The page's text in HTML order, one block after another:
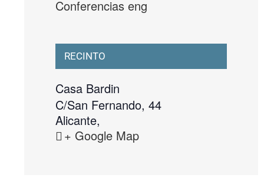
Conferencias eng
RECINTO
Casa Bardin
C/San Fernando, 44
Alicante,
+ Google Map